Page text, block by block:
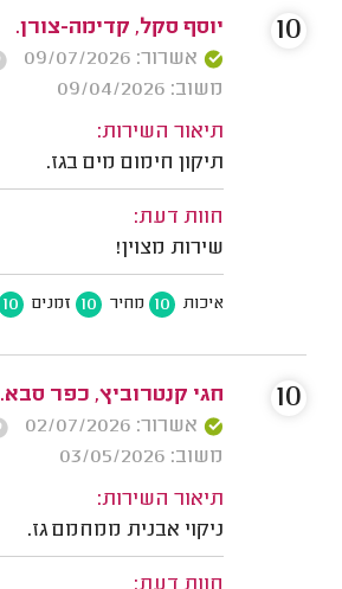
יוסף סקל, קדימה-צורן.
אשרור: 09/07/2026
משוב: 09/04/2026
תיאור השירות:
תיקון חימום מים בגז.
חוות דעת:
שירות מצוין!
איכות 10 מחיר 10 זמנים 10
10
חגי קנטרוביץ, כפר סבא.
אשרור: 02/07/2026
משוב: 03/05/2026
תיאור השירות:
ניקוי אבנית ממחמם גז.
10